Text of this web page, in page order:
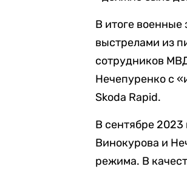
В итоге военные
выстрелами из
сотрудников
Нечепуренко с
Skoda Rapid.
В сентябре
Винокурова и
режима. В